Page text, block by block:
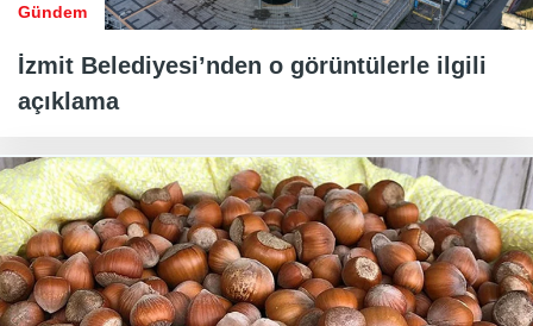
Gündem
İzmit Belediyesi’nden o görüntülerle ilgili
açıklama